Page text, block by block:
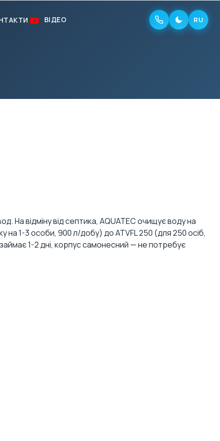
ВІДЕО RU
На відміну від септика, AQUATEC очищує воду на
на 1-3 особи, 900 л/добу) до ATVFL 250 (для 250 осіб,
1-2 дні, корпус самонесний — не потребує